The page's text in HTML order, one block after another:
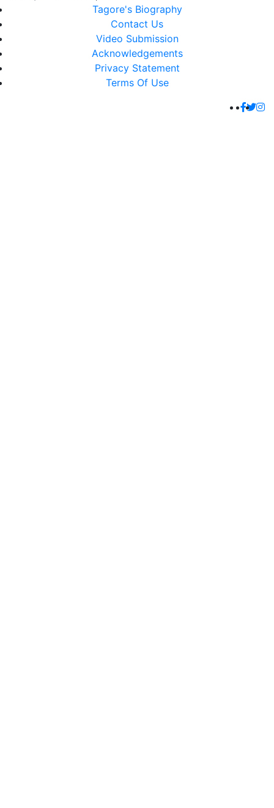
Tagore's Biography
Contact Us
Video Submission
Acknowledgements
Privacy Statement
Terms Of Use